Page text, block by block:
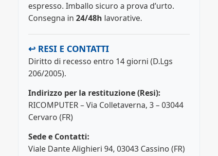
espresso. Imballo sicuro a prova d’urto.
Consegna in 24/48h lavorative.
↩️ RESI E CONTATTI
Diritto di recesso entro 14 giorni (D.Lgs
206/2005).
Indirizzo per la restituzione (Resi):
RICOMPUTER – Via Colletaverna, 3 – 03044
Cervaro (FR)
Sede e Contatti:
Viale Dante Alighieri 94, 03043 Cassino (FR)